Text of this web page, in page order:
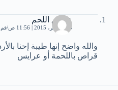
عاشق اللحم
23 نوفمبر، 2015 | 11:56 ص قم
والله واضح إنها طيبة إحنا
قراص باللحمة أو عرايس